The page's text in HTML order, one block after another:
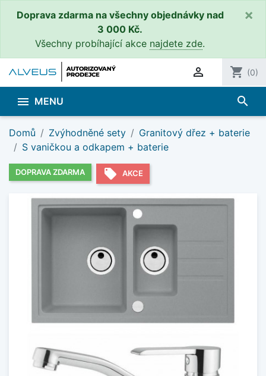
Doprava zdarma na všechny objednávky nad
3 000 Kč.
Všechny probíhající akce najdete zde.
×
 shopping_cart (0)
 MENU search
Domů Zvýhodněné sety
Granitový dřez + baterie
S vaničkou a odkapem + baterie
DOPRAVA ZDARMA local_offer AKCE